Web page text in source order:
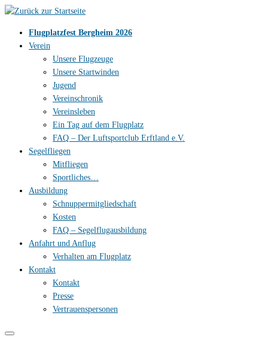
Zum
springenFlugplatzfest Bergheim 2026
Verein
Unsere Flugzeuge
Unsere Startwinden
Jugend
Vereinschronik
Vereinsleben
Ein Tag auf dem Flugplatz
FAQ – Der Luftsportclub Erftland e.V.
Segelfliegen
Mitfliegen
Sportliches…
Ausbildung
Schnuppermitgliedschaft
Kosten
FAQ – Segelflugausbildung
Anfahrt und Anflug
Verhalten am Flugplatz
Kontakt
Kontakt
Presse
Vertrauenspersonen